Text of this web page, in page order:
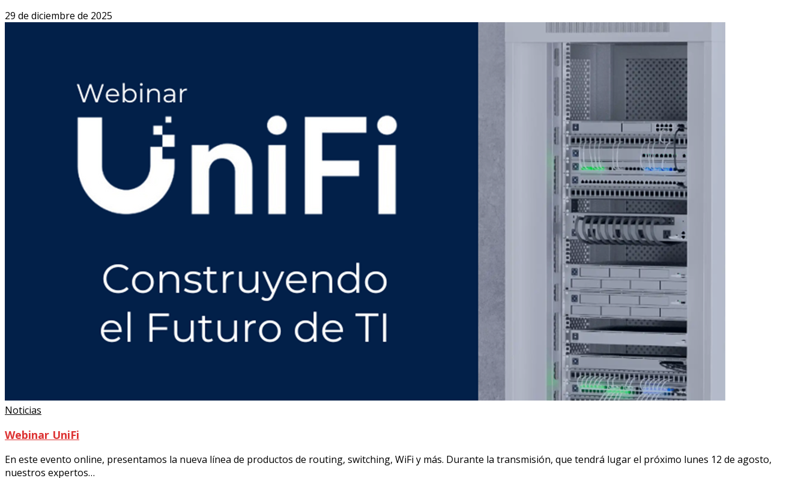
29 de diciembre de 2025
Noticias
Webinar UniFi
En este evento online, presentamos la nueva línea de productos de routing, switching, WiFi y más. Durante la transmisión, que tendrá lugar el próximo lunes 12 de agosto,
nuestros expertos…